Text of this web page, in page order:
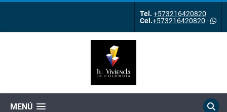
Tel. +573216420820
Cel.+573216420820 -
MENÚ